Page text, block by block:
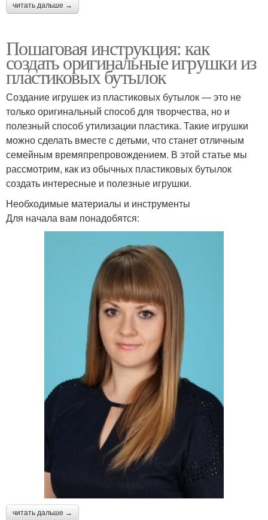
читать дальше →
Пошаговая инструкция: как
создать оригинальные игрушки из
пластиковых бутылок
Создание игрушек из пластиковых бутылок — это не
только оригинальный способ для творчества, но и
полезный способ утилизации пластика. Такие игрушки
можно сделать вместе с детьми, что станет отличным
семейным времяпрепровождением. В этой статье мы
рассмотрим, как из обычных пластиковых бутылок
создать интересные и полезные игрушки.
Необходимые материалы и инструменты
Для начала вам понадобятся:
читать дальше →